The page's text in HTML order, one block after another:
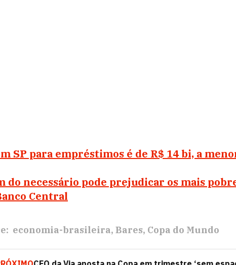
SP para empréstimos é de R$ 14 bi, a
do necessário pode prejudicar os mais
Central
economia-brasileira Bares Copa do Mundo